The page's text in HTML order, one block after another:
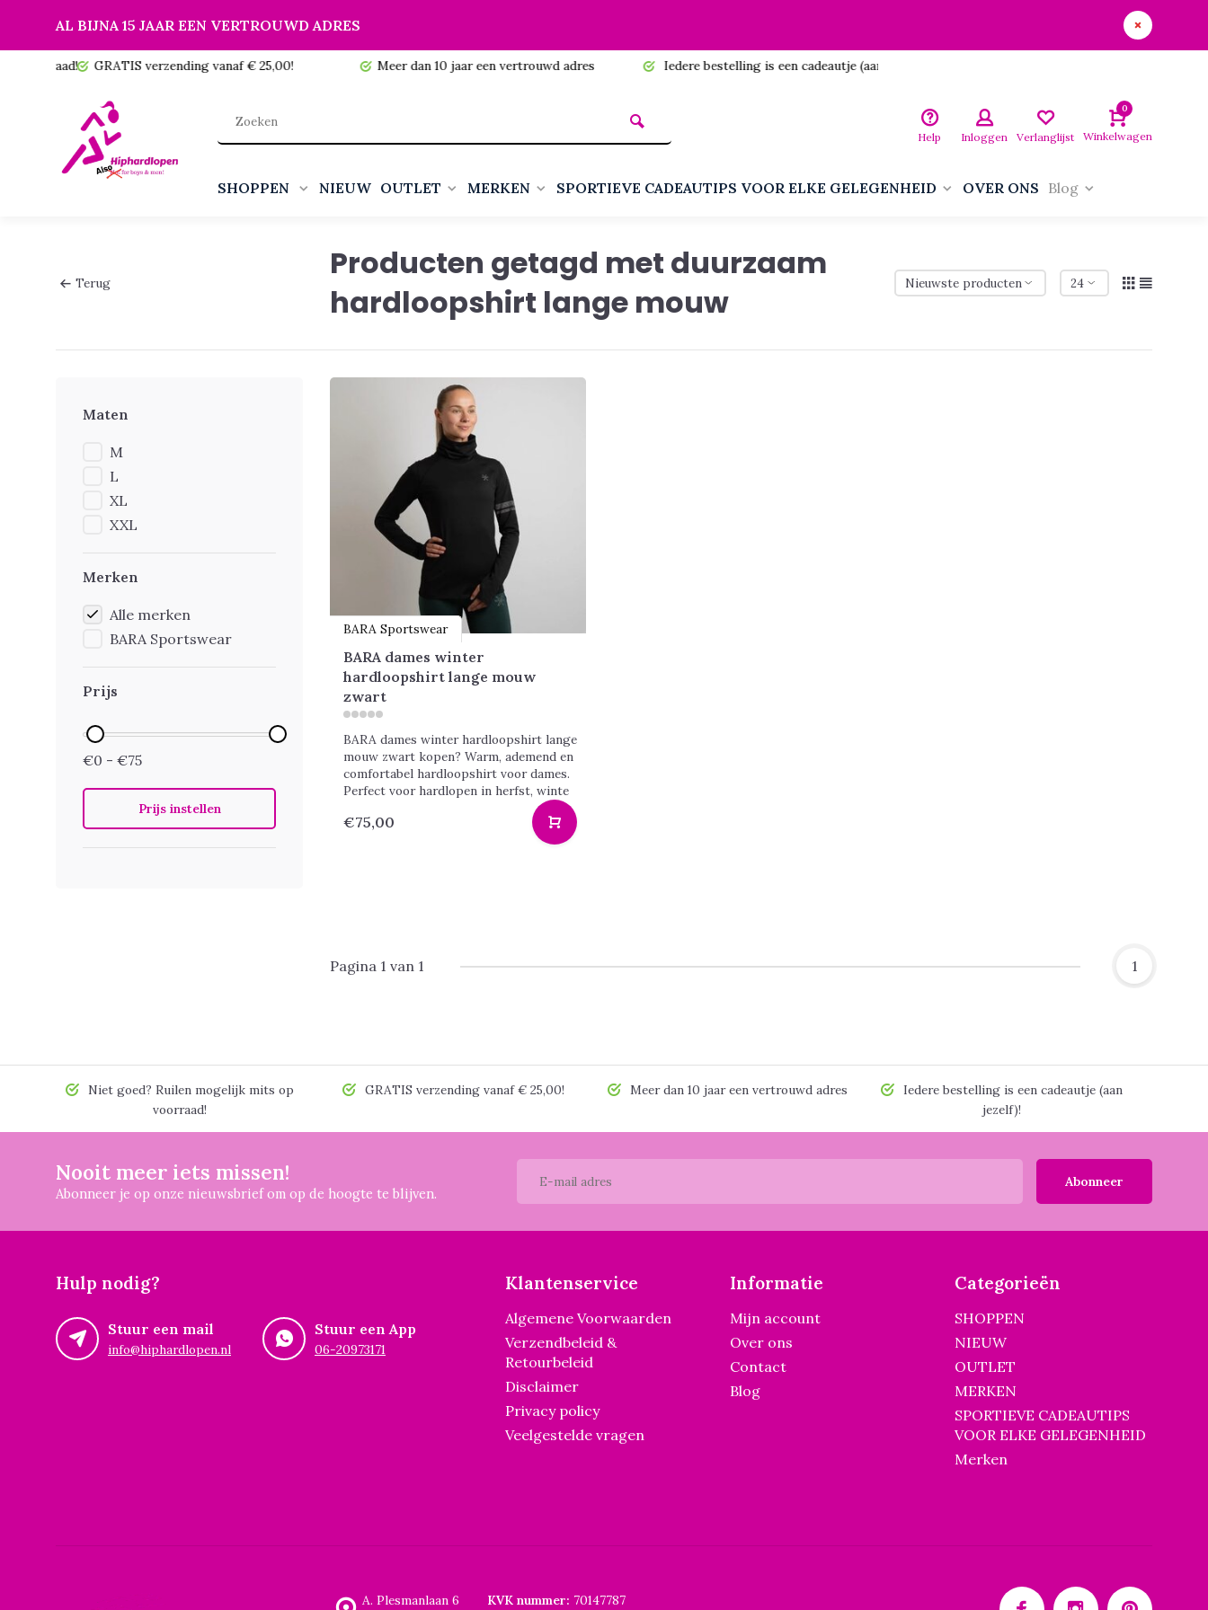
AL BIJNA 15 JAAR EEN VERTROUWD ADRES
GRATIS verzending vanaf € 25,00! Meer dan 10 jaar een vertrouwd adres Iedere bestelling is een cadeautje (aan jezelf)!
Help Inloggen Verlanglijst
0
Winkelwagen
SHOPPEN NIEUW OUTLET MERKEN SPORTIEVE CADEAUTIPS VOOR ELKE GELEGENHEID OVER ONS Blog
Terug
Producten getagd met duurzaam
hardloopshirt lange mouw
Maten
M
L
XL
XXL
Merken
Alle merken
BARA Sportswear
Prijs
€0 - €75
Prijs instellen
BARA Sportswear
BARA dames winter
hardloopshirt lange mouw
zwart
BARA dames winter hardloopshirt lange
mouw zwart kopen? Warm, ademend en
comfortabel hardloopshirt voor dames.
Perfect voor hardlopen in herfst, winte
€75,00
Pagina 1 van 1 1
Niet goed? Ruilen mogelijk mits op
voorraad!
GRATIS verzending vanaf € 25,00! Meer dan 10 jaar een vertrouwd adres
Iedere bestelling is een cadeautje (aan
jezelf)!
Nooit meer iets missen!
Abonneer je op onze nieuwsbrief om op de hoogte te blijven.
Abonneer
Hulp nodig?
Stuur een mail
info@hiphardlopen.nl
Stuur een App
06-20973171
Klantenservice
Algemene Voorwaarden
Verzendbeleid &
Retourbeleid
Disclaimer
Privacy policy
Veelgestelde vragen
Informatie
Mijn account
Over ons
Contact
Blog
Categorieën
SHOPPEN
NIEUW
OUTLET
MERKEN
SPORTIEVE CADEAUTIPS
VOOR ELKE GELEGENHEID
Merken
A. Plesmanlaan 6
KVK nummer: 70147787